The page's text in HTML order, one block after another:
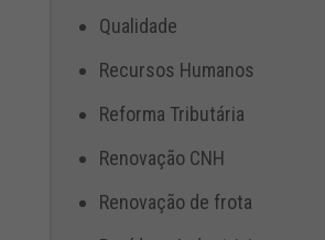
Qualidade
Recursos Humanos
Reforma Tributária
Renovação CNH
Renovação de frota